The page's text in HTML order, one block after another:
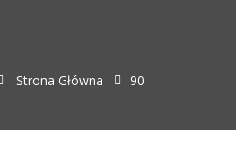
Strona Główna 90